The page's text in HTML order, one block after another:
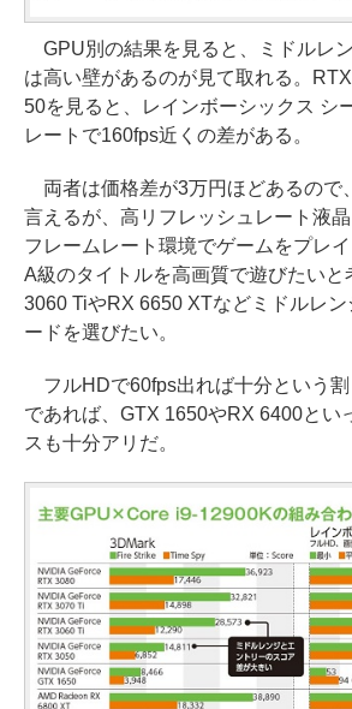
GPU別の結果を見ると、ミドルレ
は高い壁があるのが見て取れる。
50を見ると、レインボーシックス シ
レートで160fps近くの差がある。
両者は価格差が3万円ほどあるので
言えるが、高リフレッシュレート液
フレームレート環境でゲームをプレ
A級のタイトルを高画質で遊びたいと
3060 TiやRX 6650 XTなどミドルレ
ードを選びたい。
フルHDで60fps出れば十分という
であれば、GTX 1650やRX 6400とい
スも十分アリだ。